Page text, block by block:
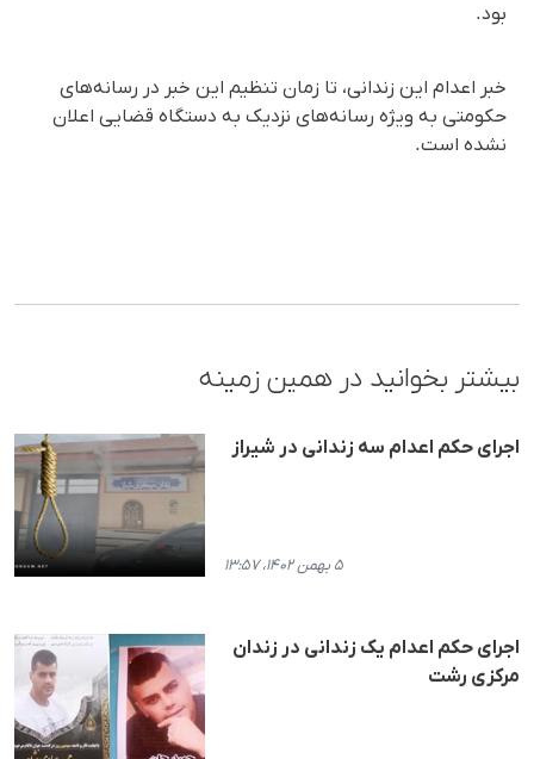
بود.
خبر اعدام این زندانی، تا زمان تنظیم این خبر در رسانه‌های
حکومتی به ویژه رسانه‌های نزدیک به دستگاه قضایی اعلان
نشده است.
بیشتر بخوانید در همین زمینه
اجرای حکم اعدام سه زندانی در شیراز
۵ بهمن ۱۴۰۲، ۱۳:۵۷
اجرای حکم اعدام یک زندانی در زندان
مرکزی رشت